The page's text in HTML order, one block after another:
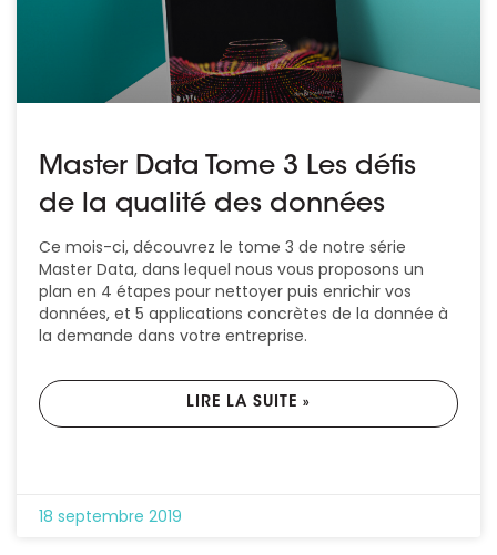
Master Data Tome 3 Les défis
de la qualité des données
Ce mois-ci, découvrez le tome 3 de notre série
Master Data, dans lequel nous vous proposons un
plan en 4 étapes pour nettoyer puis enrichir vos
données, et 5 applications concrètes de la donnée à
la demande dans votre entreprise.
LIRE LA SUITE »
18 septembre 2019